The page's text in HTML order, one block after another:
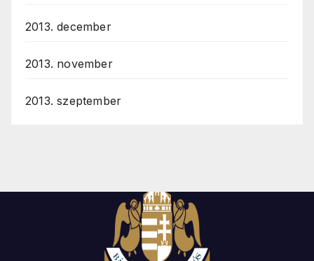
2013. december
2013. november
2013. szeptember